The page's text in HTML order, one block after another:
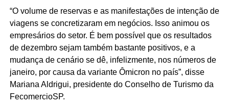
“O volume de reservas e as manifestações de intenção de
viagens se concretizaram em negócios. Isso animou os
empresários do setor. É bem possível que os resultados
de dezembro sejam também bastante positivos, e a
mudança de cenário se dê, infelizmente, nos números de
janeiro, por causa da variante Ômicron no país”, disse
Mariana Aldrigui, presidente do Conselho de Turismo da
FecomercioSP.